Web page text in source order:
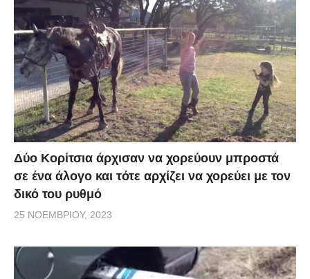
Δύο Κορίτσια άρχισαν να χορεύουν μπροστά
σε ένα άλογο και τότε αρχίζει να χορεύει με τον
δικό του ρυθμό
25 ΝΟΕΜΒΡΊΟΥ, 2023